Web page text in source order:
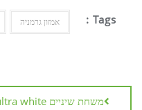
Tags : אמזון גרמניה